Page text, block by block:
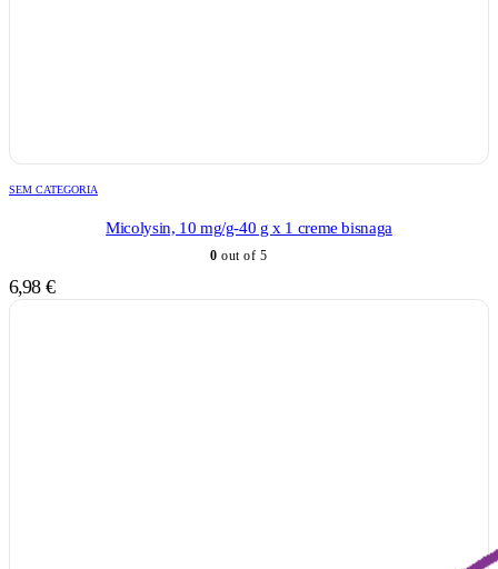
SEM CATEGORIA
Micolysin, 10 mg/g-40 g x 1 creme bisnaga
0 out of 5
6,98 €